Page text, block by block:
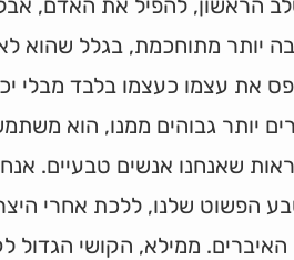
הראשון, להפיל את האדם,
יותר מתוחכמת, בגלל שהוא לא
את עצמו כעצמו בלבד מבלי
יותר גבוהים ממנו, הוא
שאנחנו אנשים טבעיים.
הפשוט שלנו, ללכת אחרי
ממילא, הקושי הגדול